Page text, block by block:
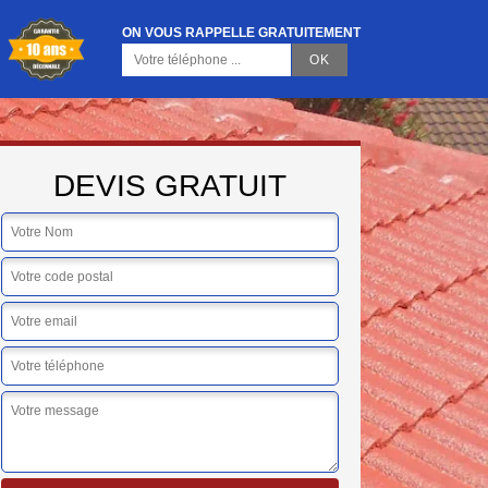
ON VOUS RAPPELLE GRATUITEMENT
DEVIS GRATUIT